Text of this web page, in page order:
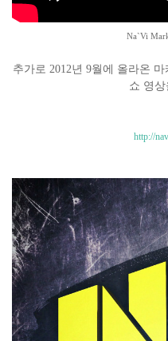
Na`Vi
추가로 2012년 9월에 올라온
쇼 영상
http://